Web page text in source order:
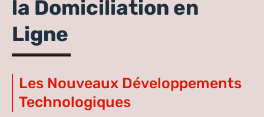
la Domiciliation en
Ligne
Les Nouveaux Développements
Technologiques